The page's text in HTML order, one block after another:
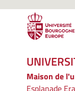
Maison de
Esplanade